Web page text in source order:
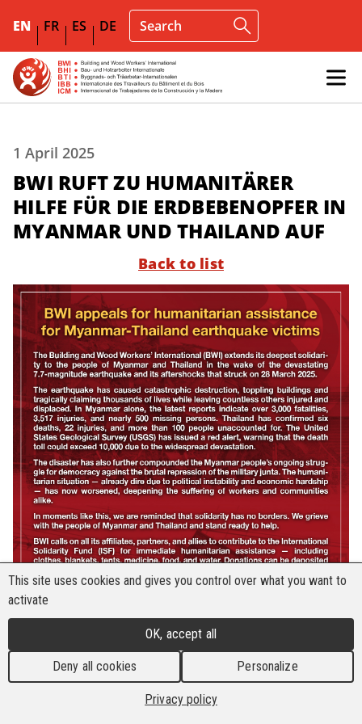
EN FR ES DE
1 April 2025
BWI RUFT ZU HUMANITÄRER
HILFE FÜR DIE ERDBEBENOPFER IN
MYANMAR UND THAILAND AUF
Back to list
This site uses cookies and gives you control over what you want to
activate
OK, accept all
Deny all cookies Personalize
Privacy policy